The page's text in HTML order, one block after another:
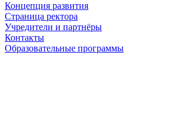
Концепция развития
Страница ректора
Учредители и партнёры
Контакты
Образовательные программы